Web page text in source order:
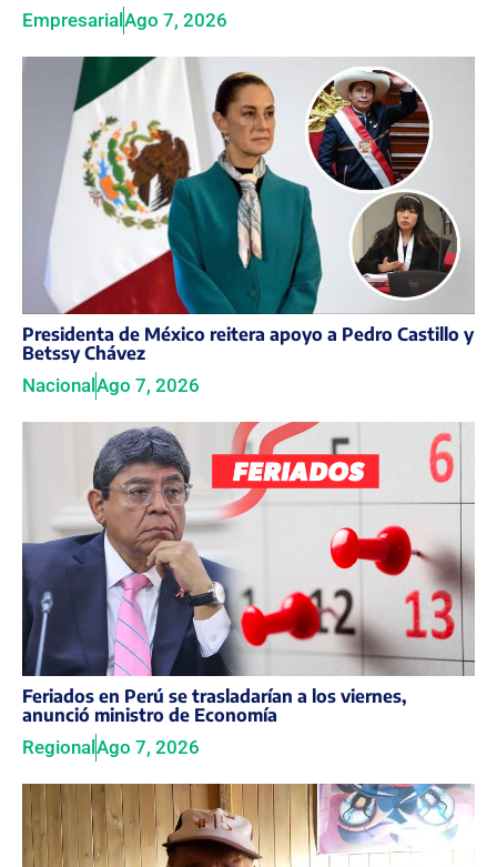
EmpresarialAgo 7, 2026
Presidenta de México reitera apoyo a Pedro Castillo y
Betssy Chávez
NacionalAgo 7, 2026
Feriados en Perú se trasladarían a los viernes,
anunció ministro de Economía
Regional Ago 7, 2026